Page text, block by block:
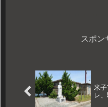
スポン
米
レ